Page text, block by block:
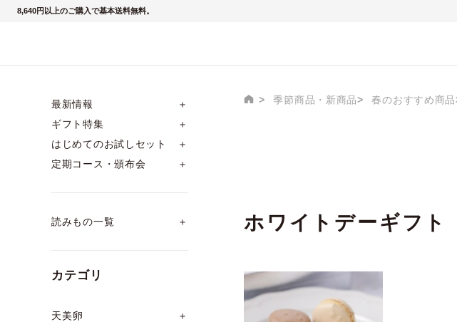
8,640円以上のご購入で基本送料無料。
最新情報
＋
ギフト特集
＋
はじめてのお試しセット
＋
定期コース・頒布会
＋
読みもの一覧 ＋
カテゴリ
天美卵
＋
季節商品・新商品 春のおすすめ商品
ホワイトデーギフト